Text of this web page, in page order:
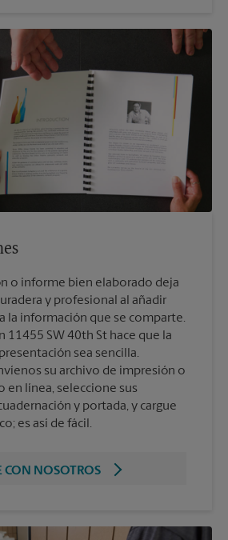
o informe bien elaborado deja
y profesional al añadir
la información que se comparte.
11455 SW 40th St hace que la
sea sencilla.
su archivo de impresión o
en línea, seleccione sus
y portada, y cargue
es así de fácil.
NOSOTROS